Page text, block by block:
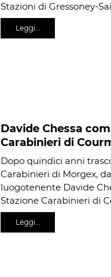
Stazioni di Gressoney-
Leggi…
Davide Chessa
Carabinieri di
Dopo quindici anni
Carabinieri di Morgex,
luogotenente Davide
Stazione Carabinieri di
Leggi…